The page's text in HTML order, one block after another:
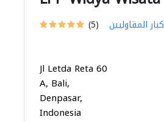
(5) كبار المقاوليين
Jl Letda Reta 60
A, Bali,
Denpasar,
Indonesia